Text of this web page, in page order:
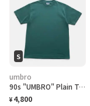
S
umbro
90s "UMBRO" Plain T-Shirt アンブロ 無地Tシャツ [S]
¥ 4,800